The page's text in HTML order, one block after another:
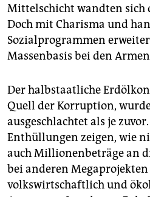
Mittelschicht wandten sich
Doch mit Charisma und
Sozialprogrammen
Massenbasis bei den
Der halbstaatliche
Quell der Korruption,
ausgeschlachtet als je
Enthüllungen zeigen, wie
auch Millionenbeträge an
bei anderen
volkswirtschaftlich und